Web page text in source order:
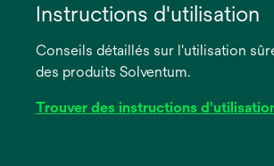
Instructions d'utilisation
Conseils détaillés sur l'utilisation
des produits Solventum.
Trouver des instructions